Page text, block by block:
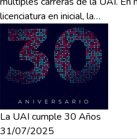
licenciatura en inicial, la…
La UAI cumple 30 Años
31/07/2025